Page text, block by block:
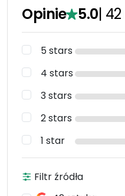
Opinie 5.0| 42
5 stars
4 stars
3 stars
2 stars
1 star
Filtr źródła